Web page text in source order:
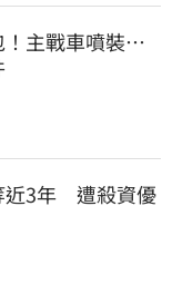
！主戰車噴裝…
3年　遭殺資優